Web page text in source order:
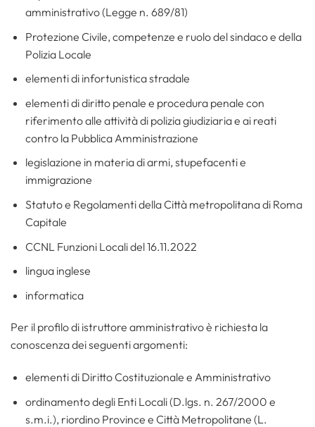
amministrativo (Legge n. 689/81)
Protezione Civile, competenze e ruolo del sindaco e della
Polizia Locale
elementi di infortunistica stradale
elementi di diritto penale e procedura penale con
riferimento alle attività di polizia giudiziaria e ai reati
contro la Pubblica Amministrazione
legislazione in materia di armi, stupefacenti e
immigrazione
Statuto e Regolamenti della Città metropolitana di Roma
Capitale
CCNL Funzioni Locali del 16.11.2022
lingua inglese
informatica
Per il profilo di istruttore amministrativo è richiesta la
conoscenza dei seguenti argomenti:
elementi di Diritto Costituzionale e Amministrativo
ordinamento degli Enti Locali (D.lgs. n. 267/2000 e
s.m.i.), riordino Province e Città Metropolitane (L.